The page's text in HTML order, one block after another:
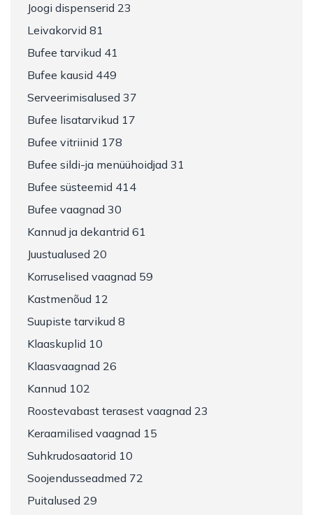
Joogi dispenserid 23
Leivakorvid 81
Bufee tarvikud 41
Bufee kausid 449
Serveerimisalused 37
Bufee lisatarvikud 17
Bufee vitriinid 178
Bufee sildi-ja menüühoidjad 31
Bufee süsteemid 414
Bufee vaagnad 30
Kannud ja dekantrid 61
Juustualused 20
Korruselised vaagnad 59
Kastmenõud 12
Suupiste tarvikud 8
Klaaskuplid 10
Klaasvaagnad 26
Kannud 102
Roostevabast terasest vaagnad 23
Keraamilised vaagnad 15
Suhkrudosaatorid 10
Soojendusseadmed 72
Puitalused 29